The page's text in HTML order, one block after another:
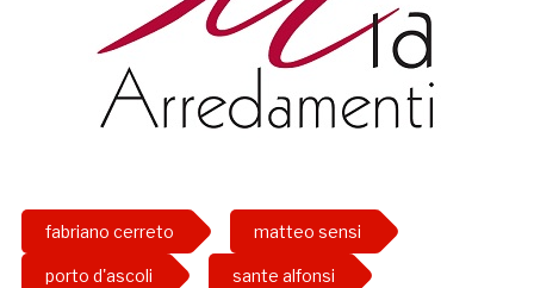
fabriano cerreto matteo sensi
porto d'ascoli sante alfonsi